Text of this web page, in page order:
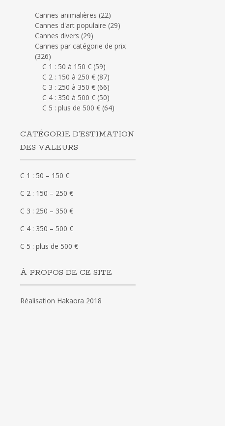
Cannes animalières (22)
Cannes d'art populaire (29)
Cannes divers (29)
Cannes par catégorie de prix
(326)
C 1 : 50 à 150 € (59)
C 2 : 150 à 250 € (87)
C 3 : 250 à 350 € (66)
C 4 : 350 à 500 € (50)
C 5 : plus de 500 € (64)
CATÉGORIE D’ESTIMATION
DES VALEURS
C 1 : 50 – 150 €
C 2 : 150 – 250 €
C 3 : 250 – 350 €
C 4 : 350 – 500 €
C 5 : plus de 500 €
À PROPOS DE CE SITE
Réalisation Hakaora 2018